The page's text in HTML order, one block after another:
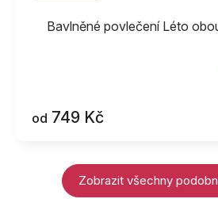
Bavlněné povlečení Léto
od 749 Kč
Zobrazit všechny